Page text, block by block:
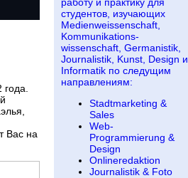
Вас на
студентов, изучающих
Medienweissenschaft,
Kommunikations-
wissenschaft, Germanistik,
Journalistik, Kunst, Design и
Informatik по следущим
направлениям:
Stadtmarketing &
Sales
Web-
Programmierung &
Design
Onlineredaktion
Journalistik & Foto